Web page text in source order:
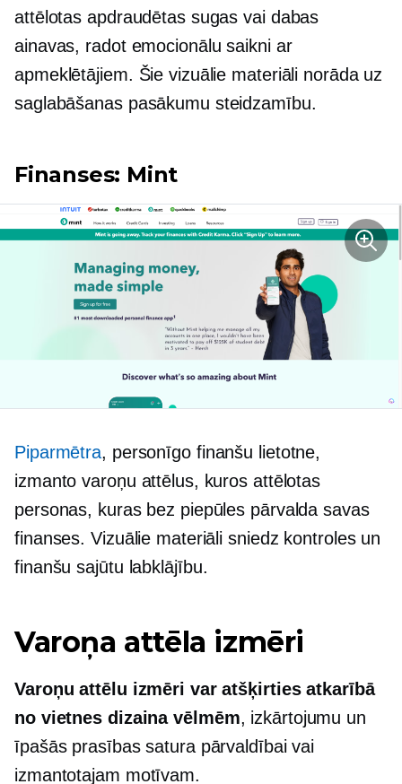
attēlotas apdraudētas sugas vai dabas
ainavas, radot emocionālu saikni ar
apmeklētājiem. Šie vizuālie materiāli norāda uz
saglabāšanas pasākumu steidzamību.
Finanses: Mint
Piparmētra, personīgo finanšu lietotne,
izmanto varoņu attēlus, kuros attēlotas
personas, kuras bez piepūles pārvalda savas
finanses. Vizuālie materiāli sniedz kontroles un
finanšu sajūtu labklājību.
Varoņa attēla izmēri
Varoņu attēlu izmēri var atšķirties atkarībā
no vietnes dizaina vēlmēm, izkārtojumu un
īpašās prasības satura pārvaldībai vai
izmantotajam motīvam.